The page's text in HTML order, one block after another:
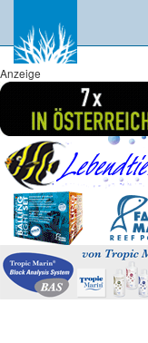
Anzeige